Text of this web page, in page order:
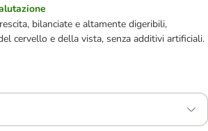
bilanciate e altamente digeribili,
cervello e della vista, senza additivi artificiali.